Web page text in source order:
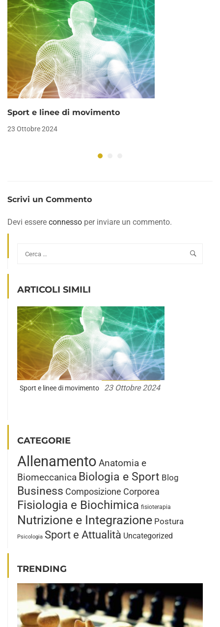
Sport e linee di movimento
23 Ottobre 2024
Scrivi un Commento
Devi essere connesso per inviare un commento.
ARTICOLI SIMILI
Sport e linee di movimento 23 Ottobre 2024
CATEGORIE
Allenamento Anatomia e
Biomeccanica Biologia e Sport Blog
Business Composizione Corporea
Fisiologia e Biochimica fisioterapia
Nutrizione e Integrazione Postura
Psicologia Sport e Attualità Uncategorized
TRENDING